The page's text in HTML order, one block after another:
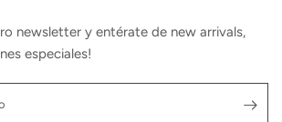
newsletter y entérate de new arrivals,
especiales!